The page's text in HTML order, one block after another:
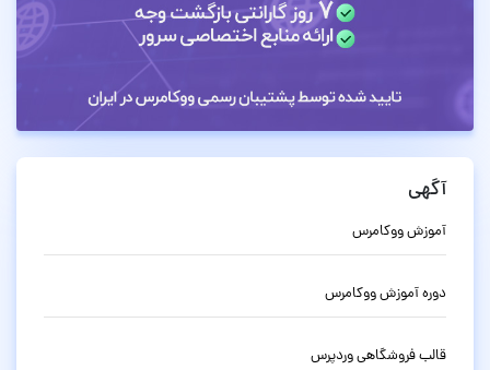
آگهی
آموزش ووکامرس
دوره آموزش ووکامرس
قالب فروشگاهی وردپرس